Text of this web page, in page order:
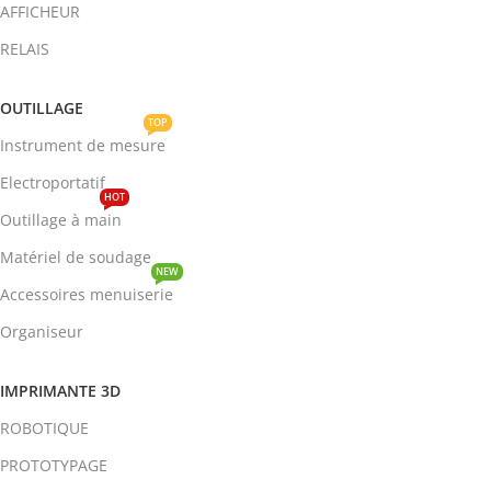
AFFICHEUR
RELAIS
OUTILLAGE
Instrument de mesure
TOP
Electroportatif
Outillage à main
HOT
Matériel de soudage
Accessoires menuiserie
NEW
Organiseur
IMPRIMANTE 3D
ROBOTIQUE
PROTOTYPAGE